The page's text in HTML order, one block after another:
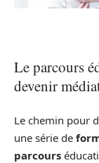
Le parcours
devenir
Le chemin pour
une série de
parcours